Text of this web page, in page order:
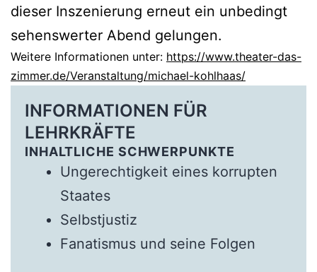
dieser Inszenierung erneut ein unbedingt
sehenswerter Abend gelungen.
Weitere Informationen unter: https://www.theater-das-
zimmer.de/Veranstaltung/michael-kohlhaas/
INFORMATIONEN FÜR
LEHRKRÄFTE
INHALTLICHE SCHWERPUNKTE
Ungerechtigkeit eines korrupten
Staates
Selbstjustiz
Fanatismus und seine Folgen